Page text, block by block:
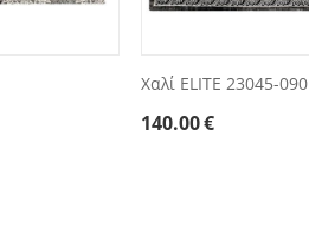
Χαλί ELITE 23045-090
140.00€